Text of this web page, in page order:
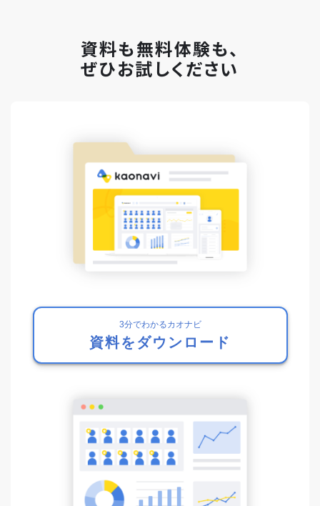
資料も無料体験も、
ぜひお試しください
3分でわかるカオナビ
資料をダウンロード